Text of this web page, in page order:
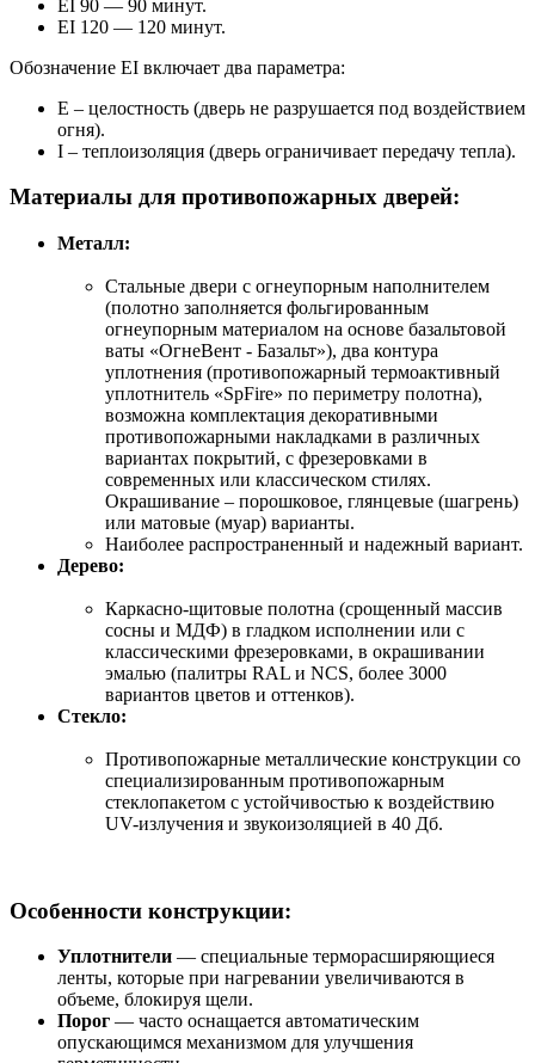
EI 90 — 90 минут.
EI 120 — 120 минут.
Обозначение EI включает два параметра:
E – целостность (дверь не разрушается под воздействием
огня).
I – теплоизоляция (дверь ограничивает передачу тепла).
Материалы для противопожарных дверей:
Металл:
Стальные двери с огнеупорным наполнителем
(полотно заполняется фольгированным
огнеупорным материалом на основе базальтовой
ваты «ОгнеВент - Базальт»), два контура
уплотнения (противопожарный термоактивный
уплотнитель «SpFire» по периметру полотна),
возможна комплектация декоративными
противопожарными накладками в различных
вариантах покрытий, с фрезеровками в
современных или классическом стилях.
Окрашивание – порошковое, глянцевые (шагрень)
или матовые (муар) варианты.
Наиболее распространенный и надежный вариант.
Дерево:
Каркасно-щитовые полотна (срощенный массив
сосны и МДФ) в гладком исполнении или с
классическими фрезеровками, в окрашивании
эмалью (палитры RAL и NCS, более 3000
вариантов цветов и оттенков).
Стекло:
Противопожарные металлические конструкции со
специализированным противопожарным
стеклопакетом с устойчивостью к воздействию
UV-излучения и звукоизоляцией в 40 Дб.
Особенности конструкции:
Уплотнители — специальные терморасширяющиеся
ленты, которые при нагревании увеличиваются в
объеме, блокируя щели.
Порог — часто оснащается автоматическим
опускающимся механизмом для улучшения